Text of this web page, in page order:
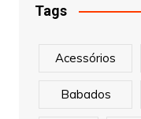
Tags
Acessórios
Babados